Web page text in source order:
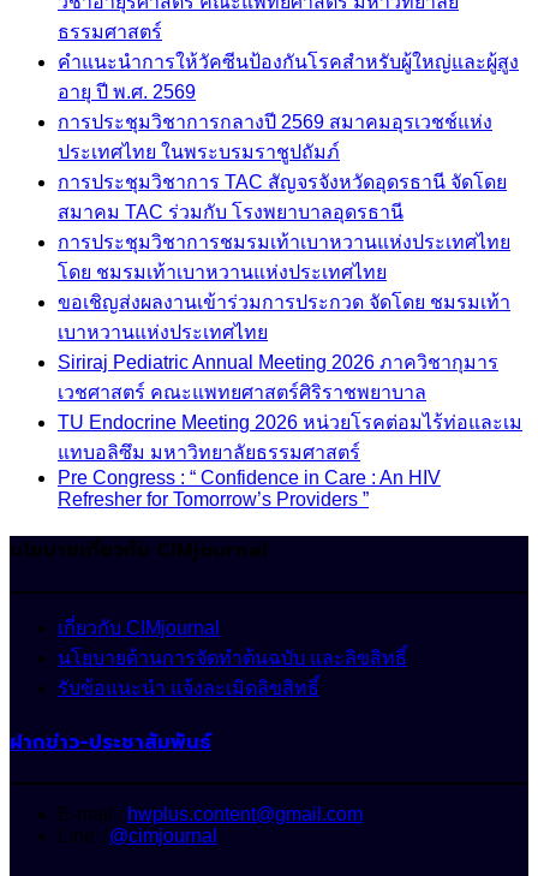
ธรรมศาสตร์
คำแนะนำการให้วัคซีนป้องกันโรคสำหรับผู้ใหญ่และผู้สูง
อายุ ปี พ.ศ. 2569
การประชุมวิชาการกลางปี 2569 สมาคมอุรเวชช์แห่ง
ประเทศไทย ในพระบรมราชูปถัมภ์
การประชุมวิชาการ TAC สัญจรจังหวัดอุดรธานี จัดโดย
สมาคม TAC ร่วมกับ โรงพยาบาลอุดรธานี
การประชุมวิชาการชมรมเท้าเบาหวานแห่งประเทศไทย
โดย ชมรมเท้าเบาหวานแห่งประเทศไทย
ขอเชิญส่งผลงานเข้าร่วมการประกวด จัดโดย ชมรมเท้า
เบาหวานแห่งประเทศไทย
Siriraj Pediatric Annual Meeting 2026 ภาควิชากุมาร
เวชศาสตร์ คณะแพทยศาสตร์ศิริราชพยาบาล
TU Endocrine Meeting 2026 หน่วยโรคต่อมไร้ท่อและเม
แทบอลิซึม มหาวิทยาลัยธรรมศาสตร์
Pre Congress : “ Confidence in Care : An HIV
Refresher for Tomorrow’s Providers ”
นโยบายเกี่ยวกับ CIMjournal
เกี่ยวกับ CIMjournal
นโยบายด้านการจัดทำต้นฉบับ และลิขสิทธิ์
รับข้อแนะนำ แจ้งละเมิดลิขสิทธิ์
ฝากข่าว-ประชาสัมพันธ์
E-mail : hwplus.content@gmail.com
Line : @cimjournal